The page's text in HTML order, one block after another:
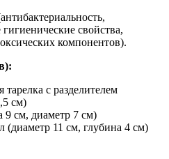
свойства,
компонентов).
с разделителем
см)
9 см, диаметр 7 см)
(диаметр 11 см, глубина 4 см)